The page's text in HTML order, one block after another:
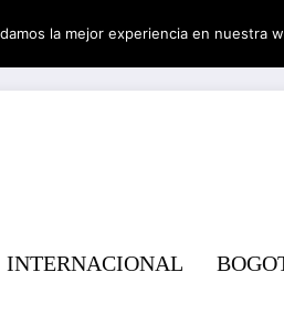
INTERNACIONAL
la mejor experiencia en